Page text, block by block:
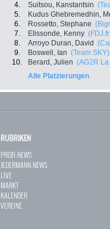
4.
Suitsou, Kanstantsin
5.
Kudus Ghebremedhin,
6.
Rossetto, Stephane
7.
Elissonde, Kenny
8.
Arroyo Duran, David
9.
Boswell, Ian (Team SKY)
10.
Berard, Julien (AG2R
Alle Platzierungen
RUBRIKEN
PROFI-NEWS
JEDERMANN-NEWS
LIVE
MARKT
KALENDER
VEREINE